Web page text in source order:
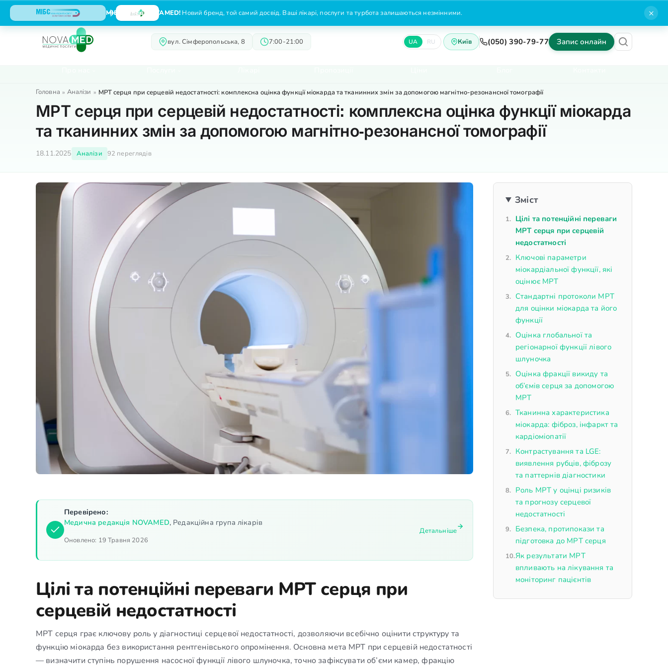
МІБС тепер NOVAMED! Новий бренд, той самий досвід. Ваші лікарі, послуги та турбота залишаються незмінними. ×
вул. Сімферопольська, 8 7:00-21:00 UA RU Київ (050) 390-79-77 Запис онлайн
Головна » Аналізи » МРТ серця при серцевій недостатності: комплексна оцінка функції міокарда та тканинних змін за допомогою магнітно-резонансної томографії
МРТ серця при серцевій недостатності: комплексна оцінка функції міокарда
та тканинних змін за допомогою магнітно-резонансної томографії
18.11.2025 Аналізи 92 переглядів
Перевірено:
Медична редакція NOVAMED, Редакційна група лікарів
Оновлено: 19 Травня 2026
Детальніше
Цілі та потенційні переваги МРТ серця при
серцевій недостатності
МРТ серця грає ключову роль у діагностиці серцевої недостатності, дозволяючи всебічно оцінити структуру та
функцію міокарда без використання рентгенівського опромінення. Основна мета МРТ при серцевій недостатності
— визначити ступінь порушення насосної функції лівого шлуночка, точно зафіксувати об’єми камер, фракцію
Зміст
Цілі та потенційні переваги
МРТ серця при серцевій
недостатності
Ключові параметри
міокардіальної функції, які
оцінює МРТ
Стандартні протоколи МРТ
для оцінки міокарда та його
функції
Оцінка глобальної та
регіонарної функції лівого
шлуночка
Оцінка фракції викиду та
об’ємів серця за допомогою
МРТ
Тканинна характеристика
міокарда: фіброз, інфаркт та
кардіоміопатії
Контрастування та LGE:
виявлення рубців, фіброзу
та паттернів діагностики
Роль МРТ у оцінці ризиків
та прогнозу серцевої
недостатності
Безпека, протипокази та
підготовка до МРТ серця
Як результати МРТ
впливають на лікування та
моніторинг пацієнтів